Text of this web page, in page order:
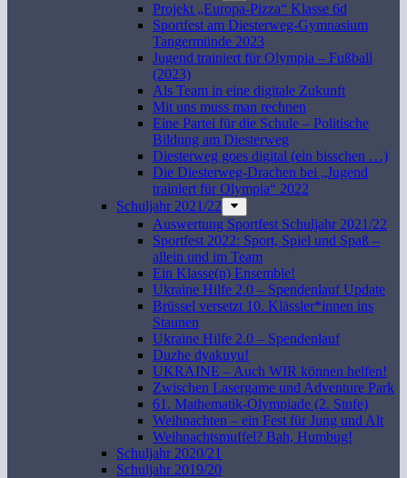
Projekt „Europa-Pizza“ Klasse 6d
Sportfest am Diesterweg-Gymnasium
Tangermünde 2023
Jugend trainiert für Olympia – Fußball
(2023)
Als Team in eine digitale Zukunft
Mit uns muss man rechnen
Eine Partei für die Schule – Politische
Bildung am Diesterweg
Diesterweg goes digital (ein bisschen …)
Die Diesterweg-Drachen bei „Jugend
trainiert für Olympia“ 2022
Schuljahr 2021/22
Auswertung Sportfest Schuljahr 2021/22
Sportfest 2022: Sport, Spiel und Spaß –
allein und im Team
Ein Klasse(n) Ensemble!
Ukraine Hilfe 2.0 – Spendenlauf Update
Brüssel versetzt 10. Klässler*innen ins
Staunen
Ukraine Hilfe 2.0 – Spendenlauf
Duzhe dyakuyu!
UKRAINE – Auch WIR können helfen!
Zwischen Lasergame und Adventure Park
61. Mathematik-Olympiade (2. Stufe)
Weihnachten – ein Fest für Jung und Alt
Weihnachtsmuffel? Bah, Humbug!
Schuljahr 2020/21
Schuljahr 2019/20